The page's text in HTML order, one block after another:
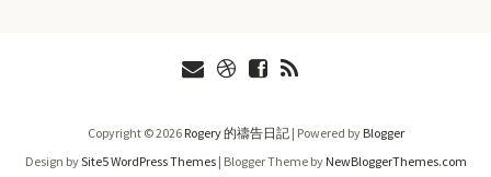
Copyright ©2026 Rogery 的禱告日記| Powered by Blogger
Design bySite5 WordPress Themes| Blogger Theme by NewBloggerThemes.com